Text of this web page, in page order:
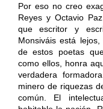
Por eso no creo
Reyes y Octavio
que escritor y
Monsiváis está
de estos poetas
como ellos, honra
verdadera
minero de riquezas
común. El